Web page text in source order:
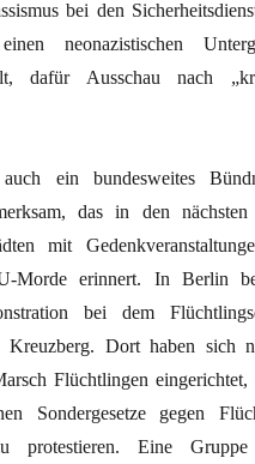
bei den
neonazistischen
dafür Ausschau nach
ein bundesweites
das in den
mit
Morde erinnert. In Berlin
bei dem
Kreuzberg. Dort haben sich
Flüchtlingen eingerichtet,
Sondergesetze gegen
protestieren. Eine